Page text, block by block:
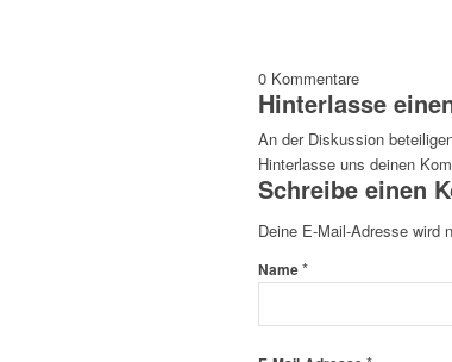
0 Kommentare
Hinterlasse
An der Diskussion
Hinterlasse uns deinen
Schreibe einen
Deine E-Mail-Adresse wird
Name*